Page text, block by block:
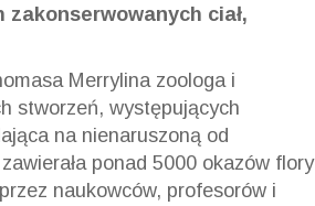
ciał,
Merrylina zoologa i
stworzeń, występujących
na nienaruszoną od
ponad 5000 okazów flory
naukowców, profesorów i